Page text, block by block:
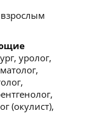
взрослым
уролог,
(окулист),